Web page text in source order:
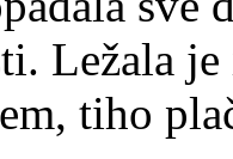
Ležala
tiho